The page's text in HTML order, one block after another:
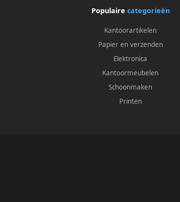
Populaire categorieën
Kantoorartikelen
Papier en verzenden
Elektronica
Kantoormeubelen
Schoonmaken
Printen